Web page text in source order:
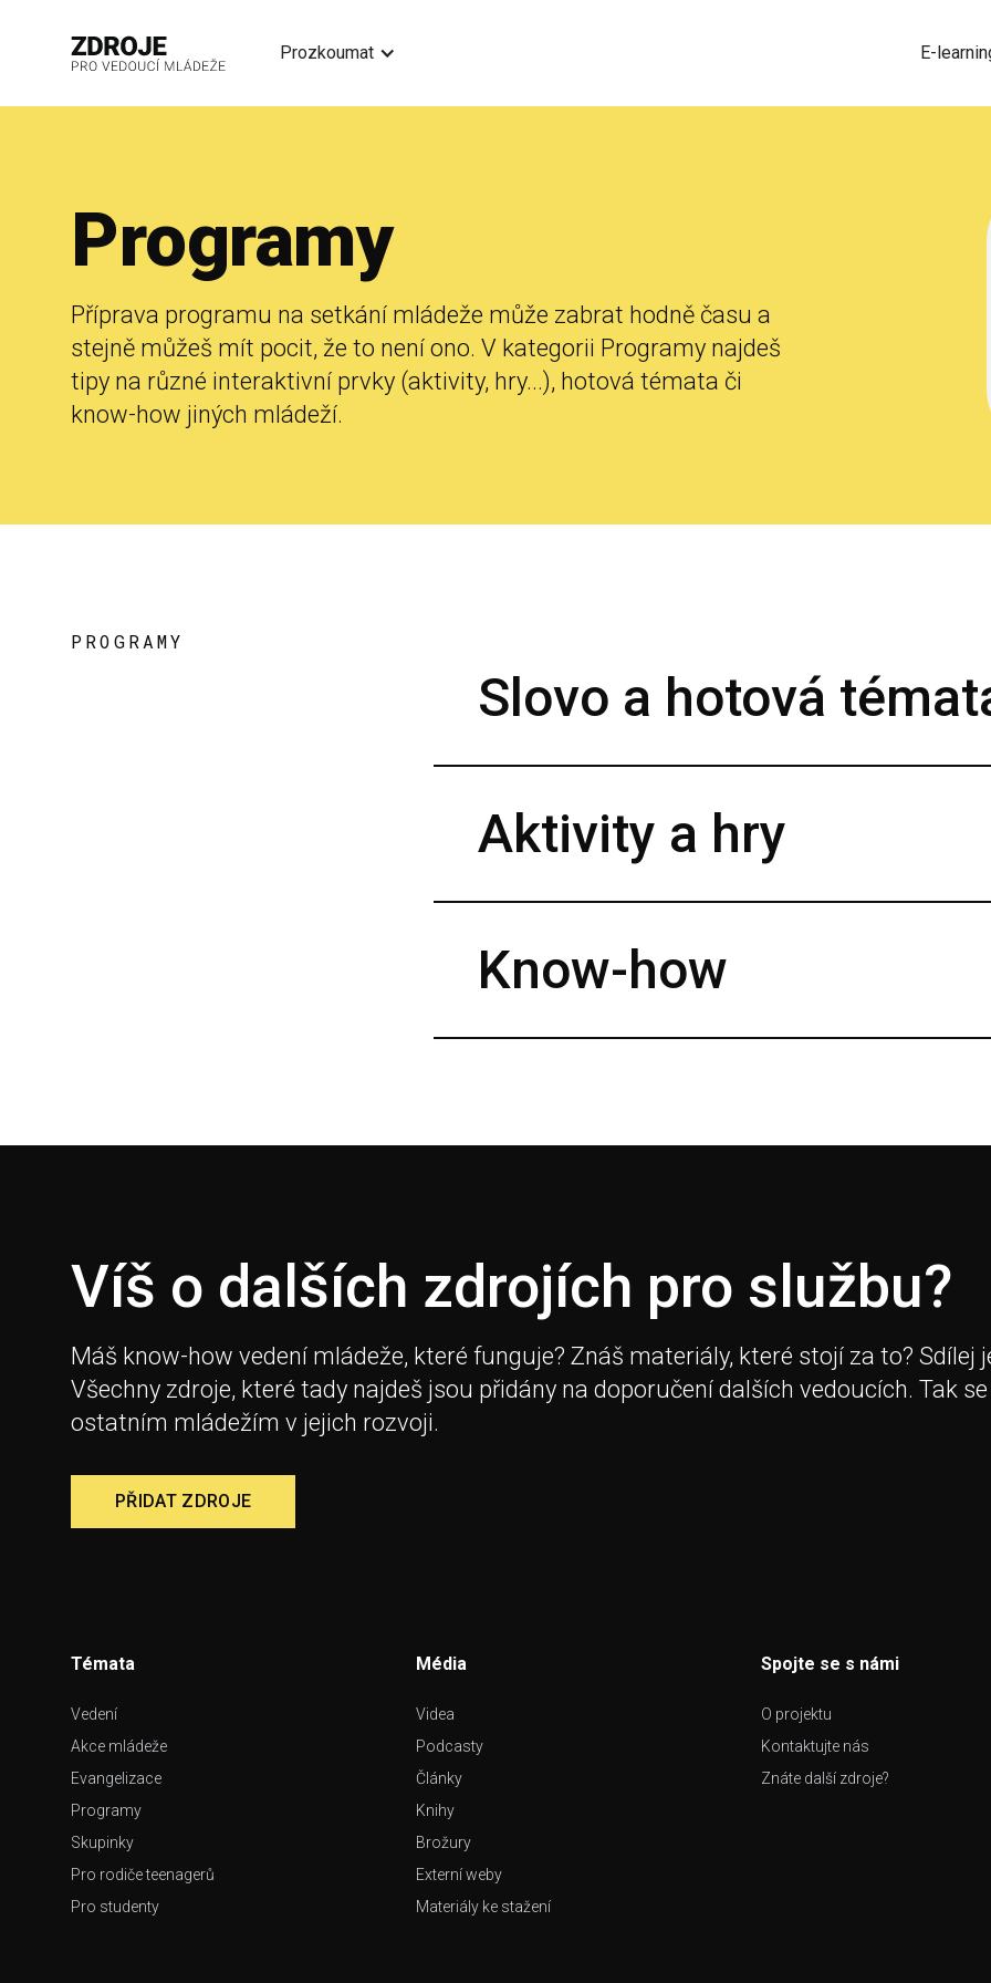
Prozkoumat E-
Programy
Příprava programu na setkání mládeže může zabrat hodně času a
stejně můžeš mít pocit, že to není ono. V kategorii Programy najdeš
tipy na různé interaktivní prvky (aktivity, hry...), hotová témata či
know-how jiných mládeží.
PROGRAMY
Slovo a hotová
Aktivity a hry
Know-how
Víš o dalších zdrojích pro službu?
Máš know-how vedení mládeže, které funguje? Znáš materiály, které stojí za to? Sdílej
Všechny zdroje, které tady najdeš jsou přidány na doporučení dalších vedoucích. Tak
ostatním mládežím v jejich rozvoji.
PŘIDAT ZDROJE
Témata
Vedení
Akce mládeže
Evangelizace
Programy
Skupinky
Pro rodiče teenagerů
Pro studenty
Média
Videa
Podcasty
Články
Knihy
Brožury
Externí weby
Materiály ke stažení
Spojte se s námi
O projektu
Kontaktujte nás
Znáte další zdroje?